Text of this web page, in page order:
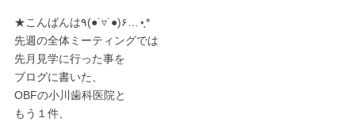
★こんばんは٩(●˙▿˙●)۶…⋆ฺ*
先週の全体ミーティングでは
先月見学に行った事を
ブログに書いた、
OBFの小川歯科医院と
もう１件、